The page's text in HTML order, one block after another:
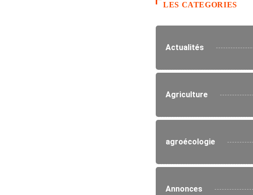
LES CATEGORIES
Actualités
Agriculture
agroécologie
Annonces